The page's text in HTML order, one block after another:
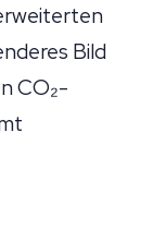
Bild
CO₂-